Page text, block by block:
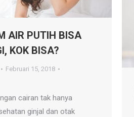
AIR PUTIH BISA
KOK BISA?
Februari 15, 2018
cairan tak hanya
ginjal dan otak